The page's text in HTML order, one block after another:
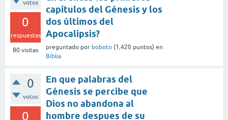
votos
0
respuestas
80 visitas
capítulos del Génesis y los
dos últimos del
Apocalipsis?
preguntado por boboto (1,420 puntos) en
Biblia
0
votos
0
En que palabras del
Génesis se percibe que
Dios no abandona al
hombre despues de su